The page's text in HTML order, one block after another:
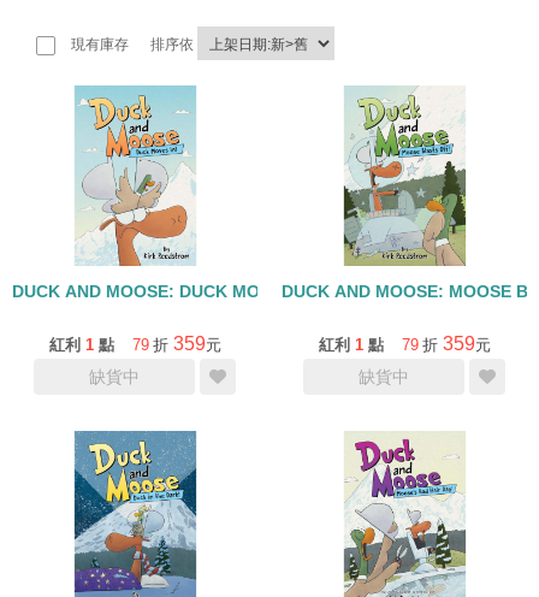
現有庫存 排序依
DUCK AND MOOSE: DUCK MOVES IN/精裝
紅利 1 點 79 折 359元
缺貨中
DUCK AND MOOSE: MOOSE
紅利 1 點 79 折 359元
缺貨中